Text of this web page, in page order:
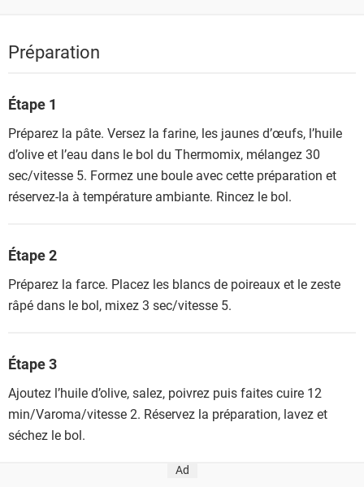
Préparation
Étape 1
Préparez la pâte. Versez la farine, les jaunes d’œufs, l’huile
d’olive et l’eau dans le bol du Thermomix, mélangez 30
sec/vitesse 5. Formez une boule avec cette préparation et
réservez-la à température ambiante. Rincez le bol.
Étape 2
Préparez la farce. Placez les blancs de poireaux et le zeste
râpé dans le bol, mixez 3 sec/vitesse 5.
Étape 3
Ajoutez l’huile d’olive, salez, poivrez puis faites cuire 12
min/Varoma/vitesse 2. Réservez la préparation, lavez et
séchez le bol.
Ad